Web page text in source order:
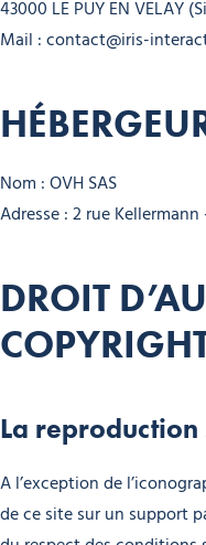
43000 LE PUY EN VELAY
Mail : contact@iris-
Nom : OVH SAS
Adresse : 2 rue
DROIT
La
A l’exception de
de ce site sur un support